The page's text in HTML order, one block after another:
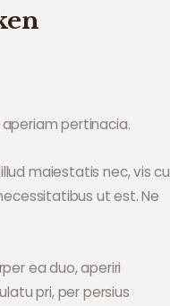
pertinacia.
maiestatis nec, vis cu
ut est. Ne
ea duo, aperiri
pri, per persius